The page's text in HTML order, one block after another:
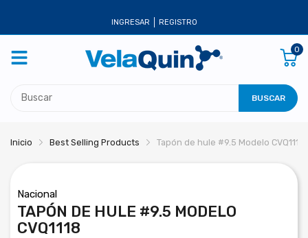
INGRESAR REGISTRO
0
BUSCAR
Inicio Best Selling Products Tapón de hule #9.5 Modelo CVQ1118
Nacional
TAPÓN DE HULE #9.5 MODELO
CVQ1118